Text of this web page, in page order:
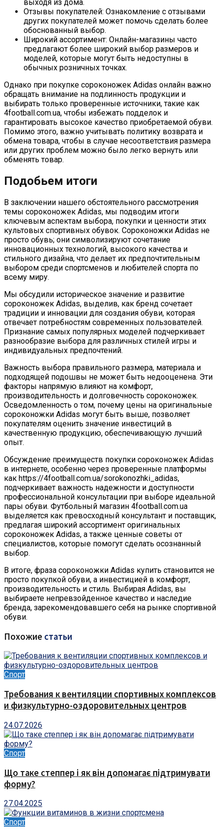
выходя из дома.
Отзывы покупателей: Ознакомление с отзывами
других покупателей может помочь сделать более
обоснованный выбор.
Широкий ассортимент: Онлайн-магазины часто
предлагают более широкий выбор размеров и
моделей, которые могут быть недоступны в
обычных розничных точках.
Однако при покупке сороконожек Adidas онлайн важно
обращать внимание на подлинность продукции и
выбирать только проверенные источники, такие как
4football.com.ua, чтобы избежать подделок и
гарантировать высокое качество приобретаемой обуви.
Помимо этого, важно учитывать политику возврата и
обмена товара, чтобы в случае несоответствия размера
или других проблем можно было легко вернуть или
обменять товар.
Подобьем итоги
В заключении нашего обстоятельного рассмотрения
темы сороконожек Adidas, мы подводим итоги
ключевым аспектам выбора, покупки и ценности этих
культовых спортивных обувок. Сороконожки Adidas не
просто обувь; они символизируют сочетание
инновационных технологий, высокого качества и
стильного дизайна, что делает их предпочтительным
выбором среди спортсменов и любителей спорта по
всему миру.
Мы обсудили историческое значение и развитие
сороконожек Adidas, выделив, как бренд сочетает
традиции и инновации для создания обуви, которая
отвечает потребностям современных пользователей.
Признание самых популярных моделей подчеркивает
разнообразие выбора для различных стилей игры и
индивидуальных предпочтений.
Важность выбора правильного размера, материала и
подходящей подошвы не может быть недооценена. Эти
факторы напрямую влияют на комфорт,
производительность и долговечность сороконожек.
Осведомленность о том, почему цены на оригинальные
сороконожки Adidas могут быть выше, позволяет
покупателям оценить значение инвестиций в
качественную продукцию, обеспечивающую лучший
опыт.
Обсуждение преимуществ покупки сороконожек Adidas
в интернете, особенно через проверенные платформы
как https://4football.com.ua/sorokonozhki_adidas,
подчеркивает важность надежности и доступности
профессиональной консультации при выборе идеальной
пары обуви. Футбольный магазин 4football.com.ua
выделяется как превосходный консультант и поставщик,
предлагая широкий ассортимент оригинальных
сороконожек Adidas, а также ценные советы от
специалистов, которые помогут сделать осознанный
выбор.
В итоге, фраза сороконожки Adidas купить становится не
просто покупкой обуви, а инвестицией в комфорт,
производительность и стиль. Выбирая Adidas, вы
выбираете непревзойденное качество и наследие
бренда, зарекомендовавшего себя на рынке спортивной
обуви.
Похожие статьи
Спорт
Требования к вентиляции спортивных комплексов
и физкультурно-оздоровительных центров
24.07.2026
Спорт
Що таке степпер і як він допомагає підтримувати
форму?
27.04.2025
Спорт